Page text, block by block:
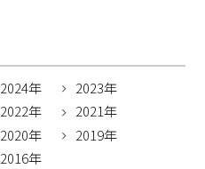
2024年
2023年
2022年
2021年
2020年
2019年
2016年